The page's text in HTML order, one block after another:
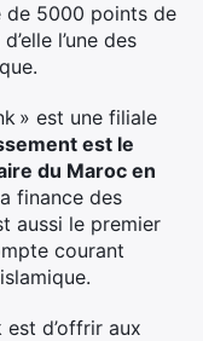
de 5000 points de
l’une des
» est une filiale
est le
du Maroc en
finance des
aussi le premier
courant
est d’offrir aux